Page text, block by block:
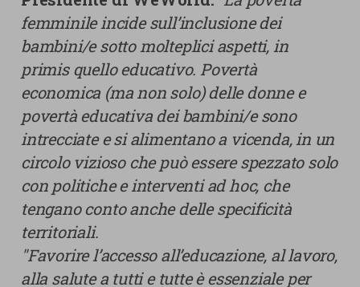
femminile incide sull’inclusione dei
bambini/e sotto molteplici aspetti, in
primis quello educativo. Povertà
economica (ma non solo) delle donne e
povertà educativa dei bambini/e sono
intrecciate e si alimentano a vicenda, in un
circolo vizioso che può essere spezzato solo
con politiche e interventi ad hoc, che
tengano conto anche delle specificità
territoriali.
"Favorire l’accesso all’educazione, al lavoro,
alla salute a tutti e tutte è essenziale per